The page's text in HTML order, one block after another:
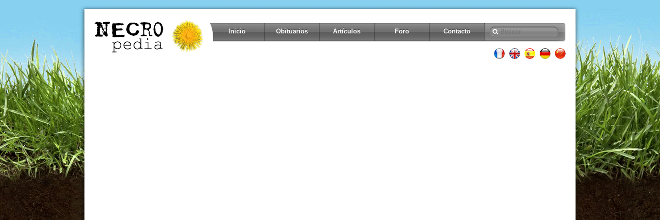
Inicio Obituarios Artículos Foro Contacto